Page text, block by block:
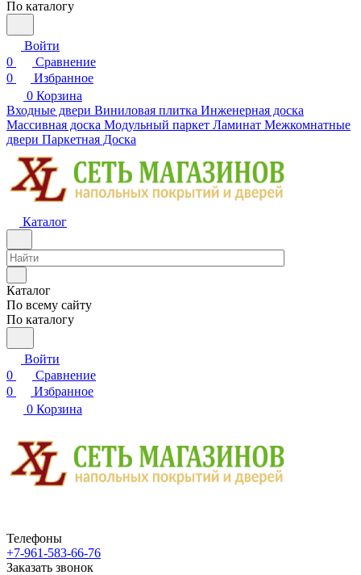
По каталогу
Войти
0
Сравнение
0
Избранное
0 Корзина
Входные двери Виниловая плитка Инженерная доска
Массивная доска Модульный паркет Ламинат Межкомнатные
двери Паркетная Доска
Каталог
Каталог
По всему сайту
По каталогу
Войти
0
Сравнение
0
Избранное
0 Корзина
Телефоны
+7-961-583-66-76
Заказать звонок